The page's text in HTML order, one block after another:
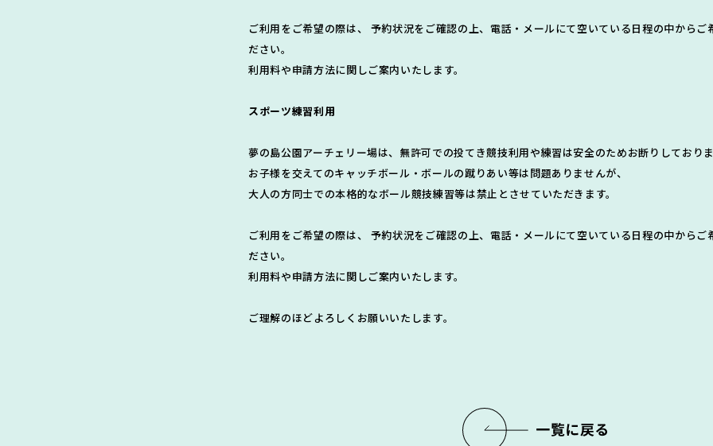
ご利用をご希望の際は、 予約状況をご確認の上、電話・メールにて空いている日程の中からご
ださい。
利用料や申請方法に関しご案内いたします。
スポーツ練習利用
夢の島公園アーチェリー場は、無許可での投てき競技利用や練習は安全のためお断りしており
お子様を交えてのキャッチボール・ボールの蹴りあい等は問題ありませんが、
大人の方同士での本格的なボール競技練習等は禁止とさせていただきます。
ご利用をご希望の際は、 予約状況をご確認の上、電話・メールにて空いている日程の中からご
ださい。
利用料や申請方法に関しご案内いたします。
ご理解のほどよろしくお願いいたします。